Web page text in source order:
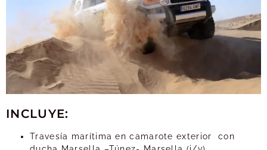
INCLUYE:
Travesía marítima en camarote exterior con